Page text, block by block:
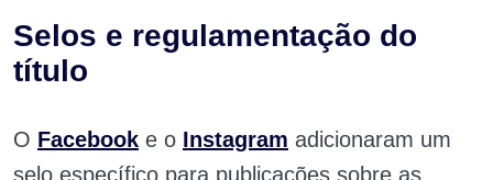
Selos e regulamentação do
título
O Facebook e o Instagram adicionaram um
selo específico para publicações sobre as